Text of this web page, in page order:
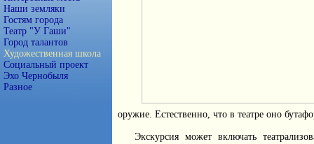
Наши земляки
Гостям города
Театр "У Гаши"
Город талантов
Художественная школа
Социальный проект
Эхо Чернобыля
Разное
оружие. Естественно, что в театре оно
Экскурсия может включать